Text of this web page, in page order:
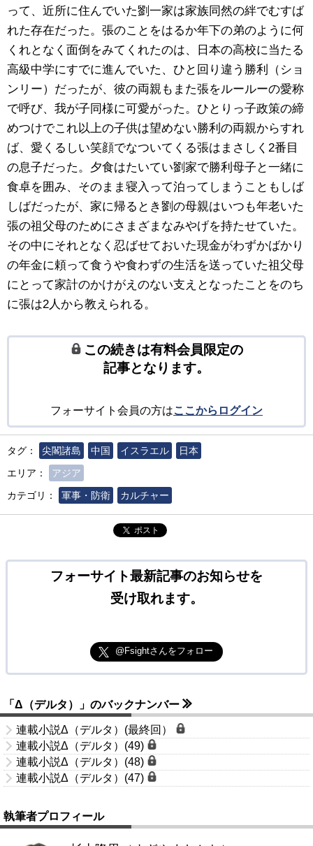
って、近所に住んでいた劉一家は家族同然の絆でむすば
れた存在だった。張のことをはるか年下の弟のように何
くれとなく面倒をみてくれたのは、日本の高校に当たる
高級中学にすでに進んでいた、ひと回り違う勝利（ショ
ンリー）だったが、彼の両親もまた張をルールーの愛称
で呼び、我が子同様に可愛がった。ひとりっ子政策の締
めつけでこれ以上の子供は望めない勝利の両親からすれ
ば、愛くるしい笑顔でなついてくる張はまさしく2番目
の息子だった。夕食はたいてい劉家で勝利母子と一緒に
食卓を囲み、そのまま寝入って泊ってしまうこともしば
しばだったが、家に帰るとき劉の母親はいつも年老いた
張の祖父母のためにさまざまなみやげを持たせていた。
その中にそれとなく忍ばせておいた現金がわずかばかり
の年金に頼って食うや食わずの生活を送っていた祖父母
にとって家計のかけがえのない支えとなったことをのち
に張は2人から教えられる。
この続きは有料会員限定の
記事となります。
フォーサイト会員の方はここからログイン
タグ： 尖閣諸島 中国 イスラエル
日本
エリア：
アジア
カテゴリ：
軍事・防衛 カルチャー
ポスト
フォーサイト最新記事のお知らせを
受け取れます。
@Fsightさんをフォロー
「Δ（デルタ）」のバックナンバー
連載小説Δ（デルタ）(最終回）
連載小説Δ（デルタ）(49)
連載小説Δ（デルタ）(48)
連載小説Δ（デルタ）(47)
執筆者プロフィール